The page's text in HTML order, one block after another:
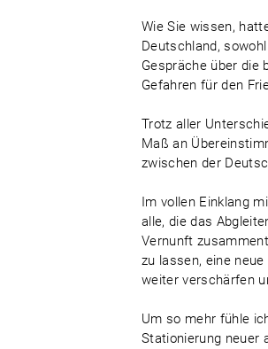
Wie Sie wissen,
Deutschland,
Gespräche über die
Gefahren für den
Trotz aller
Maß an
zwischen der
Im vollen Einklang
alle, die das
Vernunft
zu lassen, eine
weiter verschärfen
Um so mehr fühle
Stationierung neuer